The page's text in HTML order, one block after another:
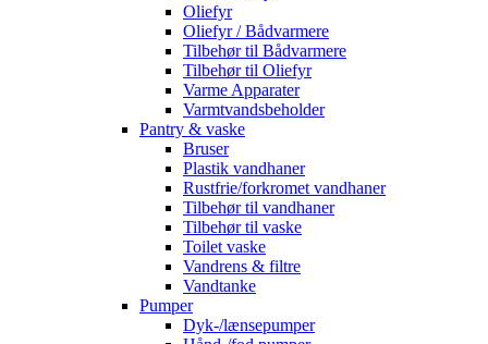
Oliefyr
Oliefyr / Bådvarmere
Tilbehør til Bådvarmere
Tilbehør til Oliefyr
Varme Apparater
Varmtvandsbeholder
Pantry & vaske
Bruser
Plastik vandhaner
Rustfrie/forkromet vandhaner
Tilbehør til vandhaner
Tilbehør til vaske
Toilet vaske
Vandrens & filtre
Vandtanke
Pumper
Dyk-/lænsepumper